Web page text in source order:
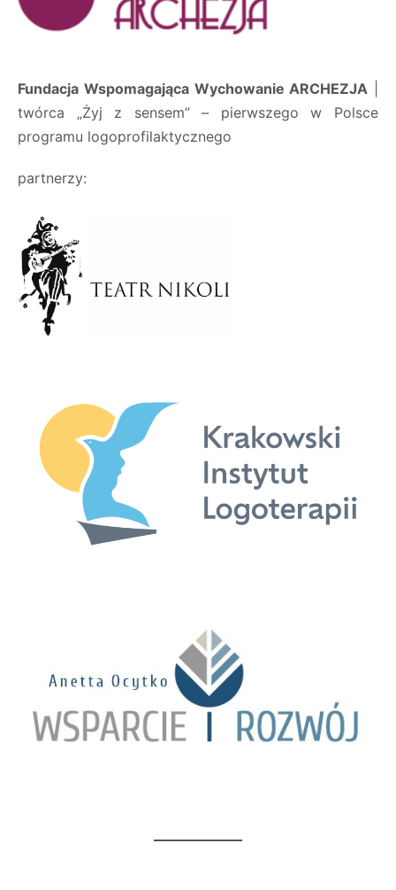
Fundacja Wspomagająca Wychowanie ARCHEZJA
twórca „Żyj z sensem” – pierwszego w Polsce
programu logoprofilaktycznego
partnerzy: